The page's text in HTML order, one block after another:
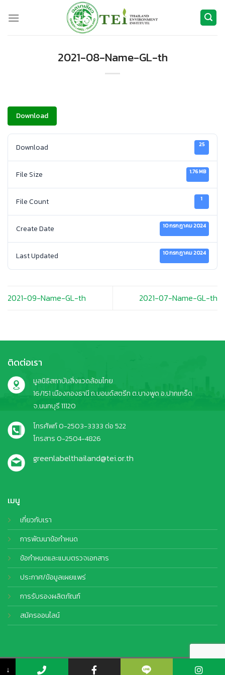
2021-08-Name-GL-th
Download
Download 25
File Size 1.76 MB
File Count 1
Create Date 10 กรกฎาคม 2024
Last Updated 10 กรกฎาคม 2024
2021-09-Name-GL-th 2021-07-Name-GL-th
เมนู
เกี่ยวกับเรา
การพัฒนาข้อกำหนด
ข้อกำหนดและแบบตรวจเอกสาร
ประกาศ/ข้อมูลเผยแพร่
การรับรองผลิตภัณฑ์
สมัครออนไลน์
ติดต่อเรา
มูลนิธิสถาบันสิ่งแวดล้อมไทย
16/151 เมืองทองธานี ถ.บอนด์สตรีท ต.บางพูด อ.ปากเกร็ด
จ.นนทบุรี 11120
โทรศัพท์ 0-2503-3333 ต่อ 522
โทรสาร 0-2504-4826
greenlabelthailand@tei.or.th
© Copyright 2026 TEI. All Rights Reserved by CJ Soft Co., Ltd.
↓